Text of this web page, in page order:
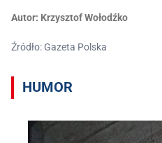
Autor: Krzysztof Wołodźko
Źródło: Gazeta Polska
HUMOR